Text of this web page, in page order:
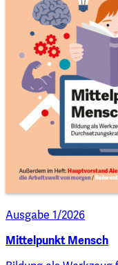
Ausgabe 1/2026
Mittelpunkt Mensch